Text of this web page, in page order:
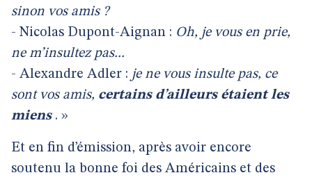
sinon vos amis ?
- Nicolas Dupont-Aignan : Oh, je vous en prie,
ne m’insultez pas...
- Alexandre Adler : je ne vous insulte pas, ce
sont vos amis, certains d’ailleurs étaient les
miens . »
Et en fin d’émission, après avoir encore
soutenu la bonne foi des Américains et des